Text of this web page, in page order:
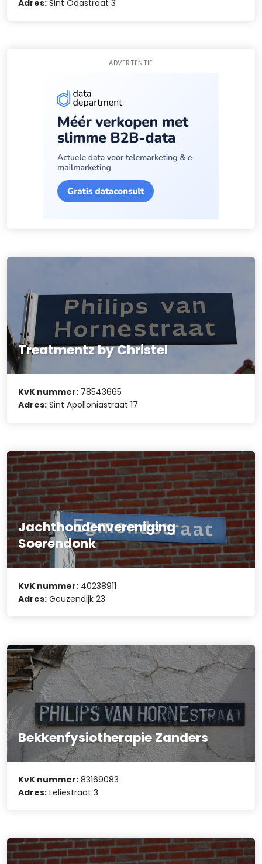
Adres: Sint Odastraat 3
ADVERTENTIE
Treatmentz by Christel
KvK nummer: 78543665
Adres: Sint Apolloniastraat 17
Jachthondenvereniging
Soerendonk
KvK nummer: 40238911
Adres: Geuzendijk 23
Bekkenfysiotherapie Zanders
KvK nummer: 83169083
Adres: Leliestraat 3